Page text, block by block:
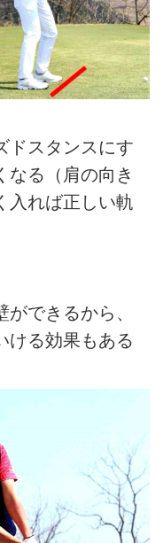
ドスタンスにす
なる（肩の向き
入れば正しい軌
できるから、
ける効果もある